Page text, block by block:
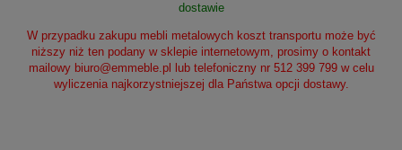
dostawie
W przypadku zakupu mebli metalowych koszt transportu może być
niższy niż ten podany w sklepie internetowym, prosimy o kontakt
mailowy biuro@emmeble.pl
lub telefoniczny nr 512 399 799 w celu
wyliczenia najkorzystniejszej dla Państwa opcji dostawy.